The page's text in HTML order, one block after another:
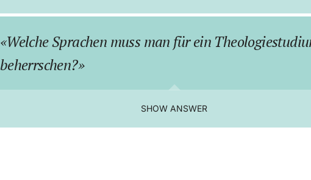
Welche Sprachen muss man für ein
beherrschen?
SHOW ANSWER